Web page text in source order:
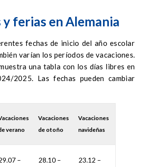
y ferias en Alemania
fechas de inicio del año escolar
varían los períodos de vacaciones.
una tabla con los días libres en
2025. Las fechas pueden cambiar
verano
Vacaciones
de otoño
Vacaciones
navideñas
–
28.10 –
23.12 –